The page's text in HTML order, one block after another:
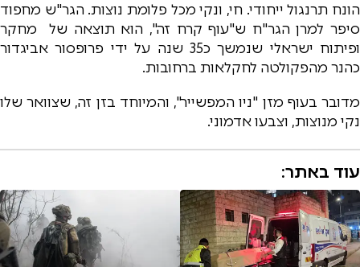
הונח תרנגול ייחודי. חי, ונקי מכל פלומת נוצות. הגר"ש מחפוד
סיפר למרן הגר"ח ש"עוף קרח זה", הוא תוצאה של מחקר
ופיתוח ישראלי שנמשך כ35 שנה על ידי פרופסור אביגדור
כהנר מהפקולטה לחקלאות ברחובות.
מדובר בעוף מזן "ניו המפשייר", והמיוחד בזן זה, שצוואר שלו
נקי מנוצות, וצבעו אדמוני.
עוד באתר: